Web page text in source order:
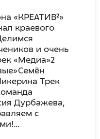
«КРЕАТИВ²»
краевого
и очень
«Медиа»2
Трек
Дурбажева,
с